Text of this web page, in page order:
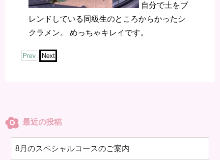
自分で土をブ
レンドしている同級生のところからかったシ
クラメン。 めっちゃキレイです。
Prev Next
最近の投稿
8月のスペシャルコースのご案内